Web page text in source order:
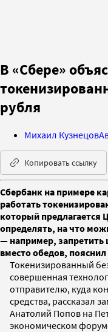
В «Сбере»
рубля
Михаил Кузнецов
Копировать ссылку
Сбербанк на примере
работать
который предлагается
определять, на что
— например, запретить
вместо обедов,
Токенизированный
совершенная
отправителю, куда
средства, рассказал
Анатолий Попов на
экономическом